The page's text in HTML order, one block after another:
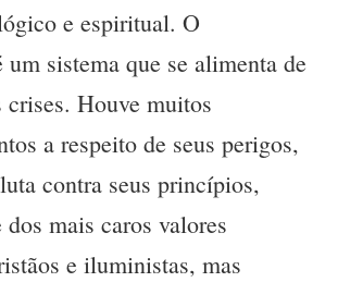
e espiritual. O
sistema que se alimenta de
crises. Houve muitos
a respeito de seus perigos,
contra seus princípios,
mais caros valores
e iluministas, mas